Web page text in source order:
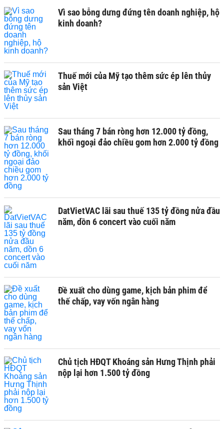
Vì sao bỗng dưng đứng tên doanh nghiệp, hộ
kinh doanh?
Thuế mới của Mỹ tạo thêm sức ép lên thủy
sản Việt
Sau tháng 7 bán ròng hơn 12.000 tỷ đồng,
khối ngoại đảo chiều gom hơn 2.000 tỷ đồng
DatVietVAC lãi sau thuế 135 tỷ đồng nửa đầu
năm, dồn 6 concert vào cuối năm
Đề xuất cho dùng game, kịch bản phim để
thế chấp, vay vốn ngân hàng
Chủ tịch HĐQT Khoáng sản Hưng Thịnh phải
nộp lại hơn 1.500 tỷ đồng